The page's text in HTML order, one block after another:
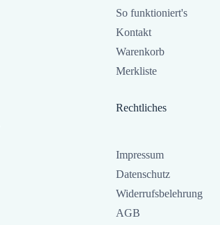
So funktioniert's
Kontakt
Warenkorb
Merkliste
Rechtliches
Impressum
Datenschutz
Widerrufsbelehrung
AGB